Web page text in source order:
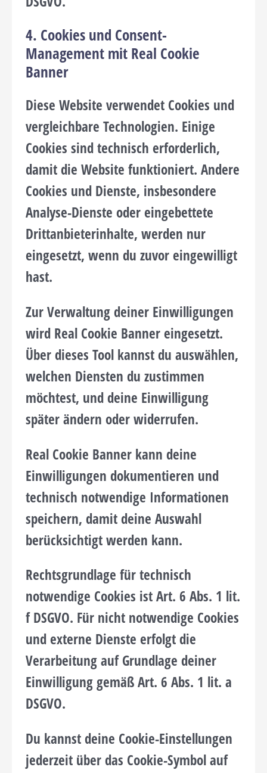
4. Cookies und Consent-
Management mit Real Cookie
Banner
Diese Website verwendet Cookies und
vergleichbare Technologien. Einige
Cookies sind technisch erforderlich,
damit die Website funktioniert. Andere
Cookies und Dienste, insbesondere
Analyse-Dienste oder eingebettete
Drittanbieterinhalte, werden nur
eingesetzt, wenn du zuvor eingewilligt
hast.
Zur Verwaltung deiner Einwilligungen
wird Real Cookie Banner eingesetzt.
Über dieses Tool kannst du auswählen,
welchen Diensten du zustimmen
möchtest, und deine Einwilligung
später ändern oder widerrufen.
Real Cookie Banner kann deine
Einwilligungen dokumentieren und
technisch notwendige Informationen
speichern, damit deine Auswahl
berücksichtigt werden kann.
Rechtsgrundlage für technisch
notwendige Cookies ist Art. 6 Abs. 1 lit.
f DSGVO. Für nicht notwendige Cookies
und externe Dienste erfolgt die
Verarbeitung auf Grundlage deiner
Einwilligung gemäß Art. 6 Abs. 1 lit. a
DSGVO.
Du kannst deine Cookie-Einstellungen
jederzeit über das Cookie-Symbol auf